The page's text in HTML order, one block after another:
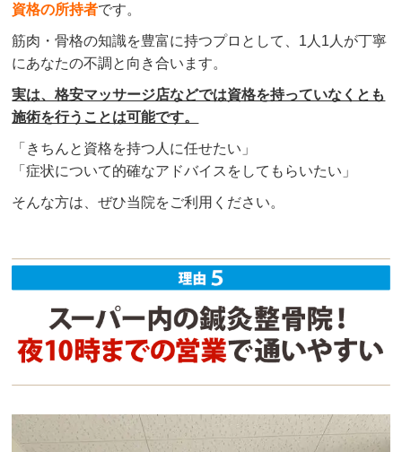
資格の所持者です。
筋肉・骨格の知識を豊富に持つプロとして、1人1人が丁寧
にあなたの不調と向き合います。
実は、格安マッサージ店などでは資格を持っていなくとも
施術を行うことは可能です。
「きちんと資格を持つ人に任せたい」
「症状について的確なアドバイスをしてもらいたい」
そんな方は、ぜひ当院をご利用ください。